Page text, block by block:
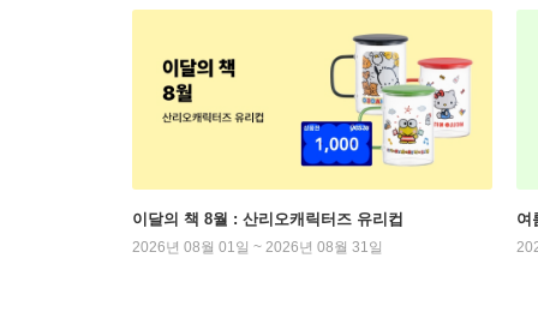
이달의 책 8월 : 산리오캐릭터즈 유리컵
2026년 08월 01일 ~ 2026년 08월 31일
여